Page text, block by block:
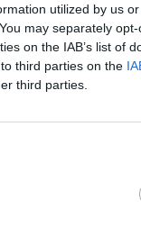
utilized by us
may separately
on the IAB’s list of
third parties on the
third parties.
άμεσα στο
ότι οι
μπορεί να